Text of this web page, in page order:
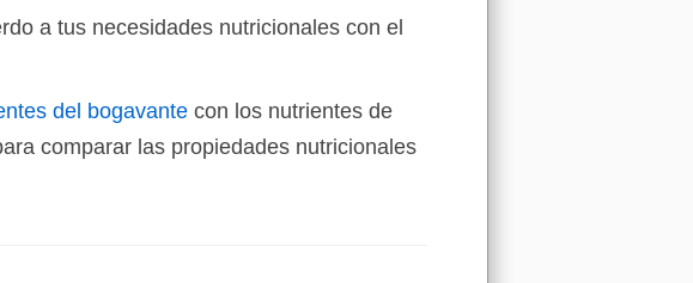
a tus necesidades nutricionales con el
del bogavante con los nutrientes de
comparar las propiedades nutricionales